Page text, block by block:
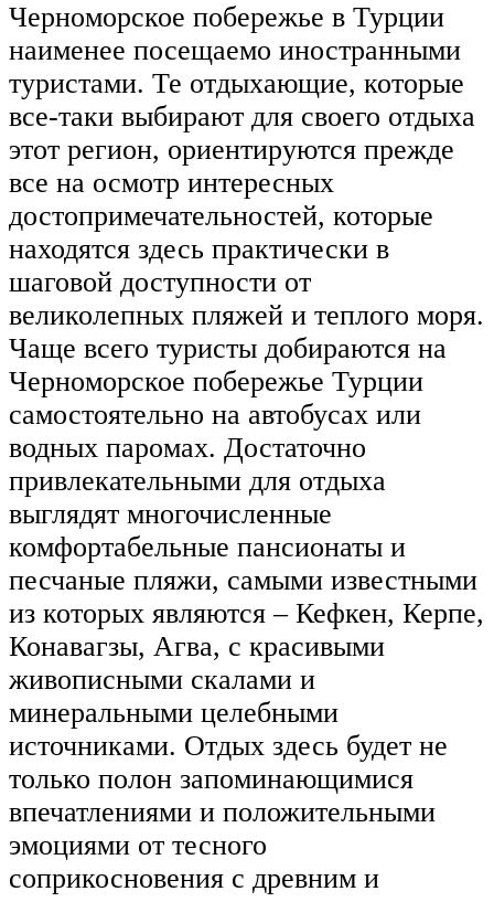
Черноморское побережье в Турции
наименее посещаемо иностранными
туристами. Те отдыхающие, которые
все-таки выбирают для своего отдыха
этот регион, ориентируются прежде
все на осмотр интересных
достопримечательностей, которые
находятся здесь практически в
шаговой доступности от
великолепных пляжей и теплого моря.
Чаще всего туристы добираются на
Черноморское побережье Турции
самостоятельно на автобусах или
водных паромах. Достаточно
привлекательными для отдыха
выглядят многочисленные
комфортабельные пансионаты и
песчаные пляжи, самыми известными
из которых являются – Кефкен, Керпе,
Конавагзы, Агва, с красивыми
живописными скалами и
минеральными целебными
источниками. Отдых здесь будет не
только полон запоминающимися
впечатлениями и положительными
эмоциями от тесного
соприкосновения с древним и